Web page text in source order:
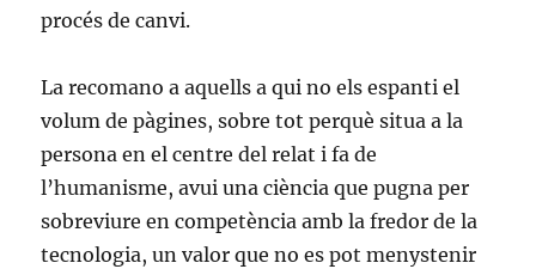
procés de canvi.
La recomano a aquells a qui no els espanti el
volum de pàgines, sobre tot perquè situa a la
persona en el centre del relat i fa de
l’humanisme, avui una ciència que pugna per
sobreviure en competència amb la fredor de la
tecnologia, un valor que no es pot menystenir